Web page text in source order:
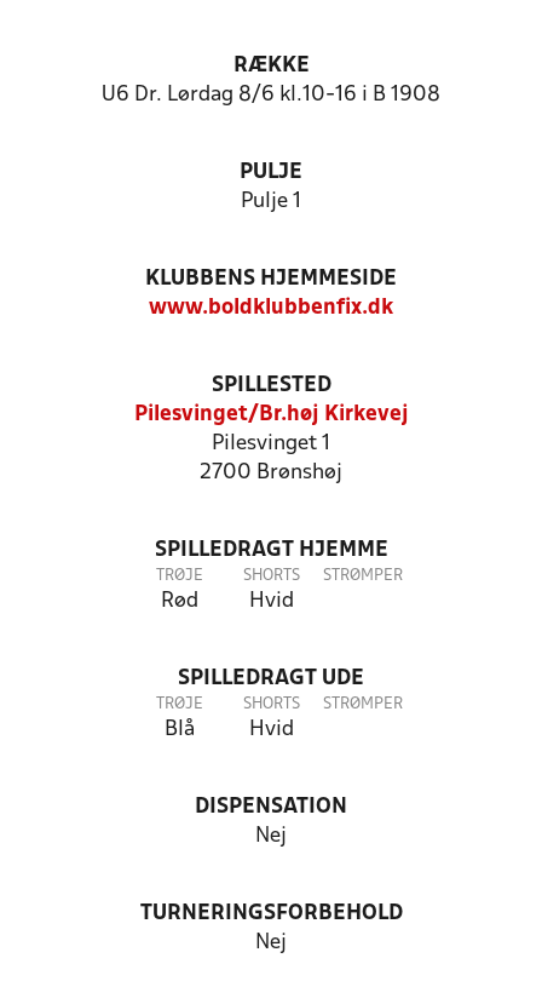
RÆKKE
U6 Dr. Lørdag 8/6 kl.10-16 i B 1908
PULJE
Pulje 1
KLUBBENS HJEMMESIDE
www.boldklubbenfix.dk
SPILLESTED
Pilesvinget/Br.høj Kirkevej
Pilesvinget 1
2700 Brønshøj
SPILLEDRAGT HJEMME
TRØJE
Rød
SHORTS
Hvid
STRØMPER
SPILLEDRAGT UDE
TRØJE
Blå
SHORTS
Hvid
STRØMPER
DISPENSATION
Nej
TURNERINGSFORBEHOLD
Nej